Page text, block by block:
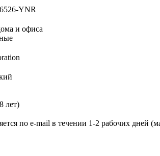
YNR
и офиса
лет)
по e-mail в течении 1-2 рабочих дней